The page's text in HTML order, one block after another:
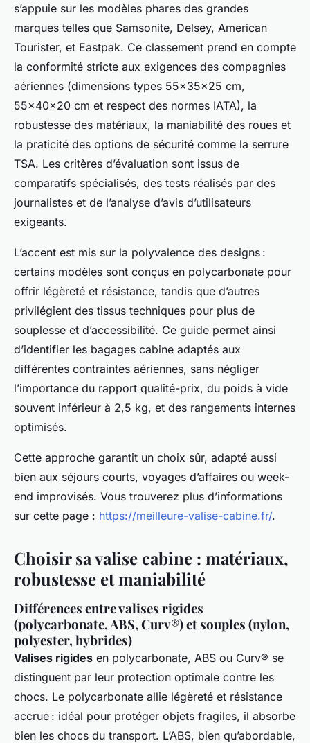
s’appuie sur les modèles phares des grandes
marques telles que Samsonite, Delsey, American
Tourister, et Eastpak. Ce classement prend en compte
la conformité stricte aux exigences des compagnies
aériennes (dimensions types 55x35x25 cm,
55x40x20 cm et respect des normes IATA), la
robustesse des matériaux, la maniabilité des roues et
la praticité des options de sécurité comme la serrure
TSA. Les critères d’évaluation sont issus de
comparatifs spécialisés, des tests réalisés par des
journalistes et de l’analyse d’avis d’utilisateurs
exigeants.
L’accent est mis sur la polyvalence des designs :
certains modèles sont conçus en polycarbonate pour
offrir légèreté et résistance, tandis que d’autres
privilégient des tissus techniques pour plus de
souplesse et d’accessibilité. Ce guide permet ainsi
d’identifier les bagages cabine adaptés aux
différentes contraintes aériennes, sans négliger
l’importance du rapport qualité-prix, du poids à vide
souvent inférieur à 2,5 kg, et des rangements internes
optimisés.
Cette approche garantit un choix sûr, adapté aussi
bien aux séjours courts, voyages d’affaires ou week-
end improvisés. Vous trouverez plus d’informations
sur cette page : https://meilleure-valise-cabine.fr/.
Choisir sa valise cabine : matériaux,
robustesse et maniabilité
Différences entre valises rigides
(polycarbonate, ABS, Curv®) et souples (nylon,
polyester, hybrides)
Valises rigides en polycarbonate, ABS ou Curv® se
distinguent par leur protection optimale contre les
chocs. Le polycarbonate allie légèreté et résistance
accrue : idéal pour protéger objets fragiles, il absorbe
bien les chocs du transport. L’ABS, bien qu’abordable,